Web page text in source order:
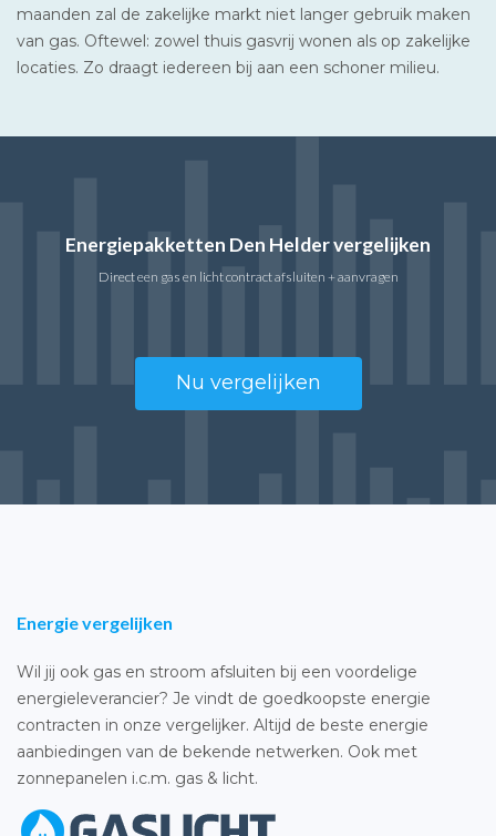
maanden zal de zakelijke markt niet langer gebruik maken
van gas. Oftewel: zowel thuis gasvrij wonen als op zakelijke
locaties. Zo draagt iedereen bij aan een schoner milieu.
Energiepakketten Den Helder vergelijken
Direct een gas en licht contract afsluiten + aanvragen
Nu vergelijken
Energie vergelijken
Wil jij ook gas en stroom afsluiten bij een voordelige
energieleverancier? Je vindt de goedkoopste energie
contracten in onze vergelijker. Altijd de beste energie
aanbiedingen van de bekende netwerken. Ook met
zonnepanelen i.c.m. gas & licht.